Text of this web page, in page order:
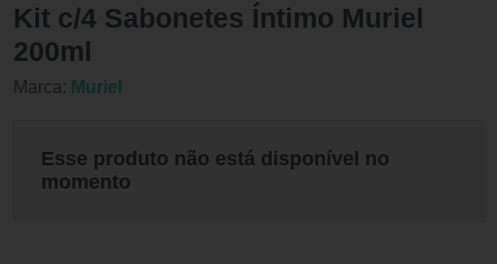
Kit c/4 Sabonetes Íntimo Muriel
200ml
Marca: Muriel
Esse produto não está disponível no
momento